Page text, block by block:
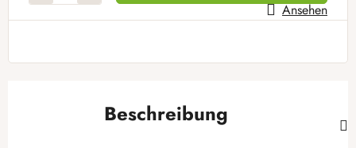
Ansehen
Beschreibung